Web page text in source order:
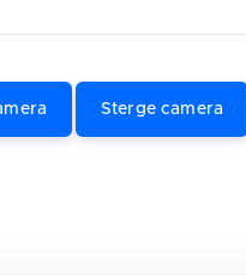
Sterge camera